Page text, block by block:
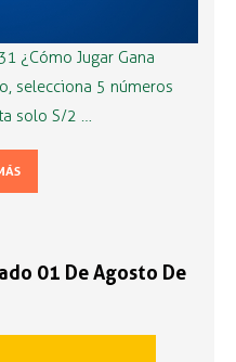
¿Cómo Jugar Gana
selecciona 5 números
solo S/2 …
01 De Agosto De